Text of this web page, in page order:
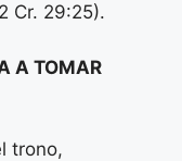
Cr. 29:25).
A TOMAR
trono,